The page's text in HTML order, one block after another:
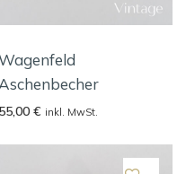
Aschenbecher
55,00 € inkl. MwSt.